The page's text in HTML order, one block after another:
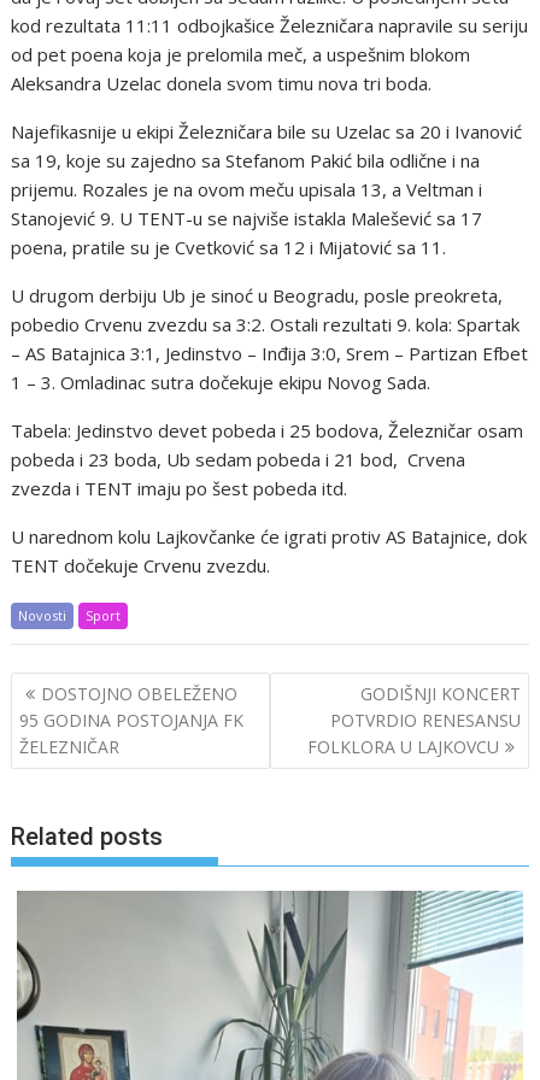
kod rezultata 11:11 odbojkašice Železničara napravile su seriju
od pet poena koja je prelomila meč, a uspešnim blokom
Aleksandra Uzelac donela svom timu nova tri boda.
Najefikasnije u ekipi Železničara bile su Uzelac sa 20 i Ivanović
sa 19, koje su zajedno sa Stefanom Pakić bila odlične i na
prijemu. Rozales je na ovom meču upisala 13, a Veltman i
Stanojević 9. U TENT-u se najviše istakla Malešević sa 17
poena, pratile su je Cvetković sa 12 i Mijatović sa 11.
U drugom derbiju Ub je sinoć u Beogradu, posle preokreta,
pobedio Crvenu zvezdu sa 3:2. Ostali rezultati 9. kola: Spartak
– AS Batajnica 3:1, Jedinstvo – Inđija 3:0, Srem – Partizan Efbet
1 – 3. Omladinac sutra dočekuje ekipu Novog Sada.
Tabela: Jedinstvo devet pobeda i 25 bodova, Železničar osam
pobeda i 23 boda, Ub sedam pobeda i 21 bod, Crvena
zvezda i TENT imaju po šest pobeda itd.
U narednom kolu Lajkovčanke će igrati protiv AS Batajnice, dok
TENT dočekuje Crvenu zvezdu.
Novosti Sport
Post
navigation
DOSTOJNO OBELEŽENO
95 GODINA POSTOJANJA FK
ŽELEZNIČAR
GODIŠNJI KONCERT
POTVRDIO RENESANSU
FOLKLORA U LAJKOVCU
Related posts